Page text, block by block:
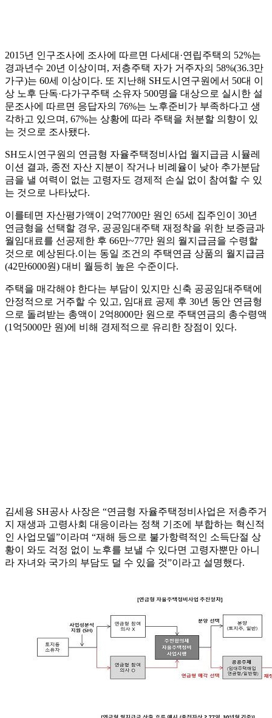
2015년 인구조사에 조사에 따르면 다세대·연립주택의 52%는
경과년수 20년 이상이며, 저층주택 자가 거주자의 58%(36.3만
가구)는 60세 이상이다. 또 지난해 SH도시연구원에서 50대 이
상 노후 단독·다가구주택 소유자 500명을 대상으로 실시한 설
문조사에 따르면 응답자의 76%는 노후준비가 부족하다고 생
각하고 있으며, 67%는 상황에 따라 주택을 처분할 의향이 있
는 것으로 조사됐다.
SH도시연구원의 연금형 자율주택정비사업 월지급금 시뮬레
이션 결과, 종전 자산 지분이 작거나 비례율이 낮아 추가분담
금을 낼 여력이 없는 고령자도 경제적 손실 없이 참여할 수 있
는 것으로 나타났다.
이를테면 자산평가액이 2억7700만 원인 65세 집주인이 30년
연금형을 선택할 경우, 공공임대주택 재정착을 위한 보증금과
월임대료를 선공제한 후 66만~77만 원의 월지급금을 수령할
것으로 예상된다.이는 동일 조건의 주택연금 상품의 월지급금
(42만6000원) 대비 월등히 높은 수준이다.
주택을 매각해야 한다는 부담이 있지만 신축 공공임대주택에
안정적으로 거주할 수 있고, 임대료 공제 후 30년 동안 연금형
으로 돌려받는 총액이 2억8000만 원으로 주택연금의 총수령액
(1억5000만 원)에 비해 경제적으로 유리한 장점이 있다.
김세용 SH공사 사장은 “연금형 자율주택정비사업은 저층주거
지 재생과 고령사회 대응이라는 정책 기조에 부합하는 혁신적
인 사업모델”이라며 “재해 등으로 불가항력적인 소득단절 상
황이 와도 걱정 없이 노후를 보낼 수 있다면 고령자뿐만 아니
라 자녀와 국가의 부담도 덜 수 있을 것”이라고 설명했다.